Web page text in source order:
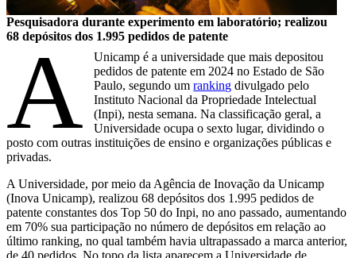
Pesquisadora durante experimento em laboratório; realizou
68 depósitos dos 1.995 pedidos de patente
A
Unicamp é a universidade que mais depositou
pedidos de patente em 2024 no Estado de São
Paulo, segundo umranking divulgado pelo
Instituto Nacional da Propriedade Intelectual
(Inpi), nesta semana. Na classificação geral, a
Universidade ocupa o sexto lugar, dividindo o
posto com outras instituições de ensino e organizações públicas e
privadas.
A Universidade, por meio da Agência de Inovação da Unicamp
(Inova Unicamp), realizou 68 depósitos dos 1.995 pedidos de
patente constantes dos Top 50 do Inpi, no ano passado, aumentando
em 70% sua participação no número de depósitos em relação ao
último ranking, no qual também havia ultrapassado a marca anterior,
de 40 pedidos. No topo da lista aparecem a Universidade de